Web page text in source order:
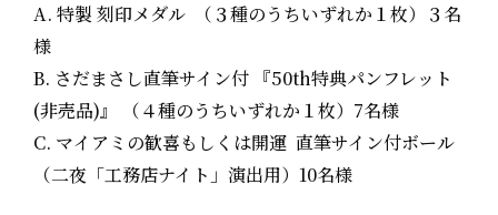
A. 特製 刻印メダル （３種のうちいずれか１枚）３名
様
B. さだまさし直筆サイン付 『50th特典パンフレット
(非売品)』 （４種のうちいずれか１枚）7名様
C. マイアミの歓喜もしくは開運 直筆サイン付ボール
（二夜「工務店ナイト」演出用）10名様